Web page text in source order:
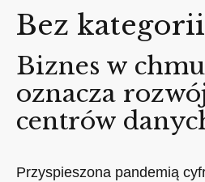
Bez kategorii
Biznes w
oznacza
centrów
Przyspieszona pandemią